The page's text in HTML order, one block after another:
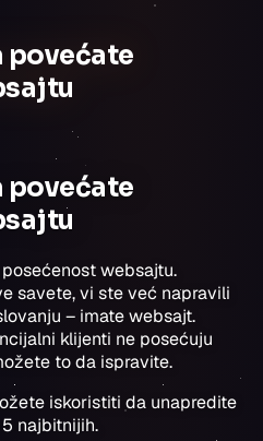
povećate
povećate
websajtu.
savete, vi ste već napravili
– imate websajt.
klijenti ne posećuju
to da ispravite.
iskoristiti da unapredite
najbitnijih.